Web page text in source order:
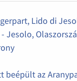
Lido di
Jesolo,
beépült az